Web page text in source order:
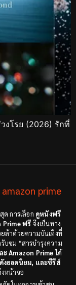
งโรย (2026) รักที่
prime
ด การเลือก ดูหนังฟรี
Prime ฟรี จึงเป็นทาง
ล้าด้วยความบันเทิงที่
บชม “สารบำรุงความ
Amazon Primeได้
งยอดนิยม, และซีรีส์
หน้าจอ